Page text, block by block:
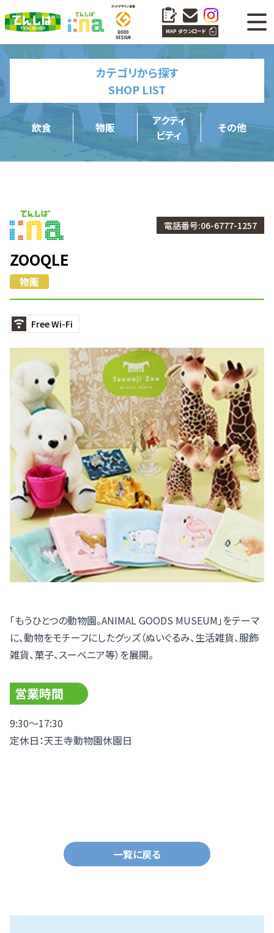
MAP ダウンロード
カテゴリから探す
SHOP LIST
飲食 物販
アクティ
ビティ
その他
電話番号:06-6777-1257
ZOOQLE
物販
Free Wi-Fi
「もうひとつの動物園。ANIMAL GOODS MUSEUM」をテーマ
に、動物をモチーフにしたグッズ（ぬいぐるみ、生活雑貨、服飾
雑貨、菓子、スーベニア等）を展開。
営業時間
9:30～17:30
定休日：天王寺動物園休園日
一覧に戻る